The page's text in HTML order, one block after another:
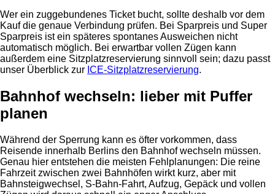
Wer ein zuggebundenes Ticket bucht, sollte deshalb vor dem
Kauf die genaue Verbindung prüfen. Bei Sparpreis und Super
Sparpreis ist ein späteres spontanes Ausweichen nicht
automatisch möglich. Bei erwartbar vollen Zügen kann
außerdem eine Sitzplatzreservierung sinnvoll sein; dazu passt
unser Überblick zur ICE-Sitzplatzreservierung.
Bahnhof wechseln: lieber mit Puffer
planen
Während der Sperrung kann es öfter vorkommen, dass
Reisende innerhalb Berlins den Bahnhof wechseln müssen.
Genau hier entstehen die meisten Fehlplanungen: Die reine
Fahrzeit zwischen zwei Bahnhöfen wirkt kurz, aber mit
Bahnsteigwechsel, S-Bahn-Fahrt, Aufzug, Gepäck und vollen